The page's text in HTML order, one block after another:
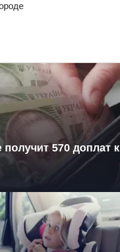
получит 570 доплат к